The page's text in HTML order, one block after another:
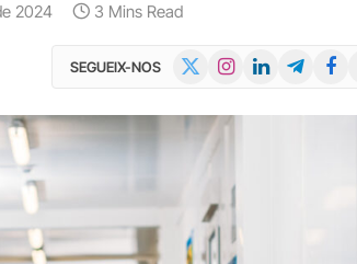
2024 3 Mins Read
SEGUEIX-NOS InstagramLinkedInTelegram